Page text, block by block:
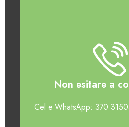
Non esitare a
Cel e WhatsApp: 370